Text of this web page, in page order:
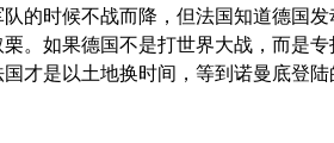
的时候不战而降，但法国知道德国
。如果德国不是打世界大战，而是
才是以土地换时间，等到诺曼底登